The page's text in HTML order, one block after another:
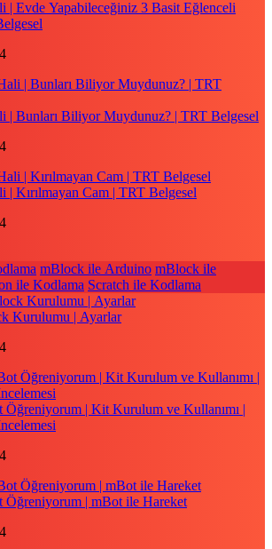
Evde Yapabileceğiniz 3 Basit Eğlenceli
| Bunları Biliyor Muydunuz? | TRT Belgesel
Kırılmayan Cam | TRT Belgesel
mBlock ile Arduino mBlock ile
ile Kodlama Scratch ile Kodlama
Kurulumu | Ayarlar
Öğreniyorum | Kit Kurulum ve Kullanımı |
Öğreniyorum | mBot ile Hareket